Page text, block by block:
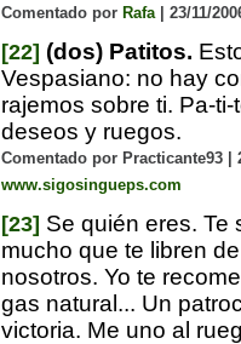
Comentado por Rafa| 23/11/
[22] (dos) Patitos.
Vespasiano: no hay
rajemos sobre ti. Pa-
deseos y ruegos.
Comentado por Practicante93 |
www.sigosingueps.com
[23] Se quién eres. Te
mucho que te libren
nosotros. Yo te
gas natural... Un
victoria. Me uno al